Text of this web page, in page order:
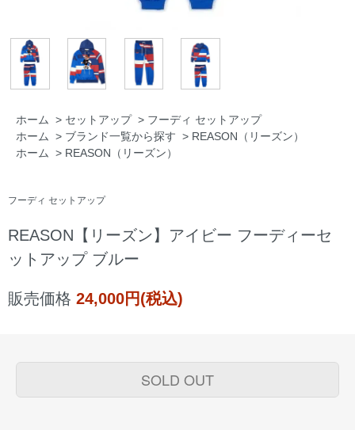
ホーム > セットアップ > フーディ セットアップ
ホーム
> ブランド一覧から探す > REASON（リーズン）
ホーム
> REASON（リーズン）
フーディ セットアップ
REASON【リーズン】アイビー フーディーセ
ットアップ ブルー
販売価格 24,000円(税込)
SOLD OUT